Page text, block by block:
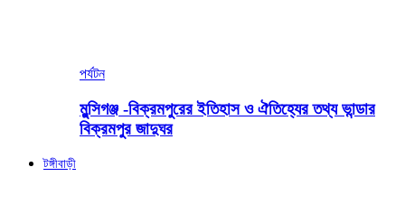
পর্যটন
মুন্সিগঞ্জ -বিক্রমপুরের ইতিহাস ও ঐতিহ্যের তথ্য ভান্ডার
বিক্রমপুর জাদুঘর
টঙ্গীবাড়ী